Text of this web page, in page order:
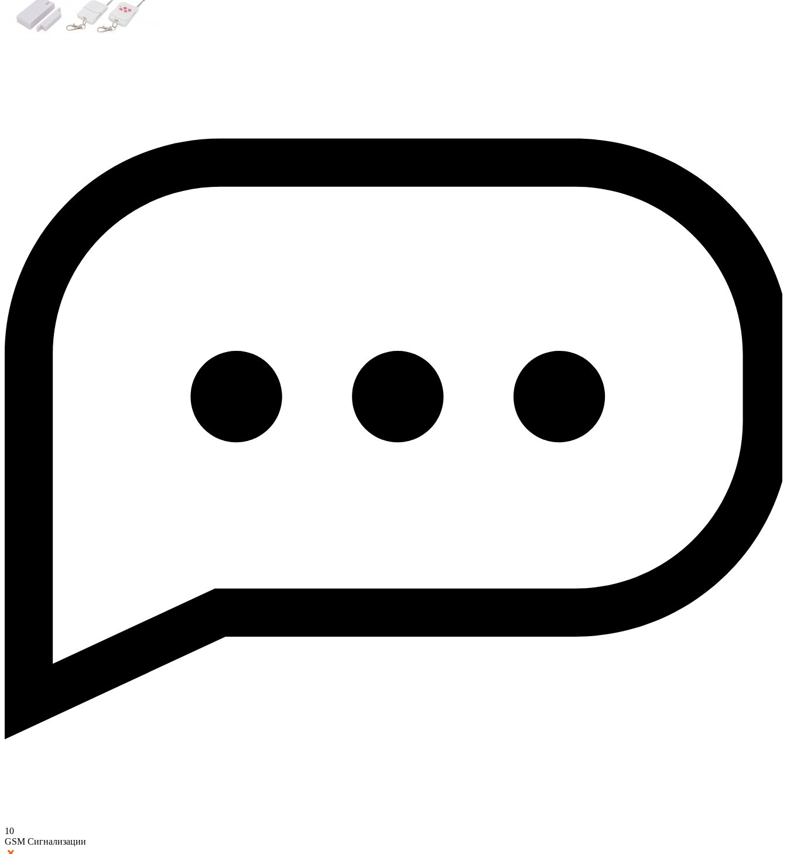
10
GSM Сигнализации